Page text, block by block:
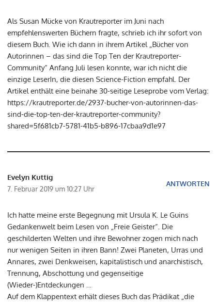
Als Susan Mücke von Krautreporter im Juni nach
empfehlenswerten Büchern fragte, schrieb ich ihr sofort von
diesem Buch. Wie ich dann in ihrem Artikel „Bücher von
Autorinnen – das sind die Top Ten der Krautreporter-
Community“ Anfang Juli lesen konnte, war ich nicht die
einzige LeserIn, die diesen Science-Fiction empfahl. Der
Artikel enthält eine beinahe 30-seitige Leseprobe vom Verlag:
https://krautreporter.de/2937-bucher-von-autorinnen-das-
sind-die-top-ten-der-krautreporter-community?
shared=5f681cb7-5781-41b5-b896-17cbaa9d1e97
Evelyn Kuttig
7. Februar 2019 um 10:27 Uhr
ANTWORTEN
Ich hatte meine erste Begegnung mit Ursula K. Le Guins
Gedankenwelt beim Lesen von „Freie Geister“. Die
geschilderten Welten und ihre Bewohner zogen mich nach
nur wenigen Seiten in ihren Bann! Zwei Planeten, Urras und
Annares, zwei Denkweisen, kapitalistisch und anarchistisch,
Trennung, Abschottung und gegenseitige
(Wieder-)Entdeckungen …
Auf dem Klappentext erhält dieses Buch das Prädikat „die